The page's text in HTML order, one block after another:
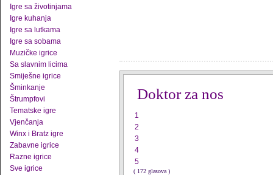
Igre sa životinjama
Igre kuhanja
Igre sa lutkama
Igre sa sobama
Muzičke igrice
Sa slavnim licima
Smiješne igrice
Šminkanje
Štrumpfovi
Tematske igre
Vjenčanja
Winx i Bratz igre
Zabavne igrice
Razne igrice
Sve igrice
Doktor za nos
1
2
3
4
5
( 172 glasova )